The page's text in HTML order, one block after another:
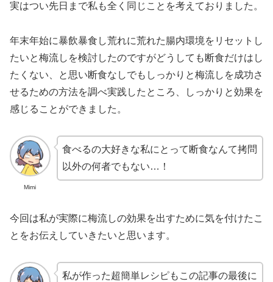
実はつい先日まで私も全く同じことを考えておりました。
年末年始に暴飲暴食し荒れに荒れた腸内環境をリセットし
たいと梅流しを検討したのですがどうしても断食だけはし
たくない、と思い断食なしでもしっかりと梅流しを成功さ
せるための方法を調べ実践したところ、しっかりと効果を
感じることができました。
Mimi
食べるの大好きな私にとって断食なんて拷問
以外の何者でもない…！
今回は私が実際に梅流しの効果を出すために気を付けたこ
とをお伝えしていきたいと思います。
私が作った超簡単レシピもこの記事の最後に